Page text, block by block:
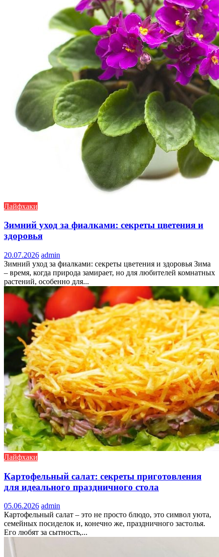
Лайфхаки
Зимний уход за фиалками: секреты цветения и
здоровья
20.07.2026 admin
Зимний уход за фиалками: секреты цветения и здоровья Зима
– время, когда природа замирает, но для любителей комнатных
растений, особенно для...
Лайфхаки
Картофельный салат: секреты приготовления
для идеального праздничного стола
05.06.2026 admin
Картофельный салат – это не просто блюдо, это символ уюта,
семейных посиделок и, конечно же, праздничного застолья.
Его любят за сытность,...